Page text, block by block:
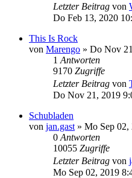
Letzter Beitrag von
Do Feb 13, 2020
This Is Rock
von Marengo » Do Nov
1 Antworten
9170 Zugriffe
Letzter Beitrag von
Do Nov 21, 2019
Schubladen
von jan.gast » Mo Sep 02,
0 Antworten
10055 Zugriffe
Letzter Beitrag von
Mo Sep 02, 2019